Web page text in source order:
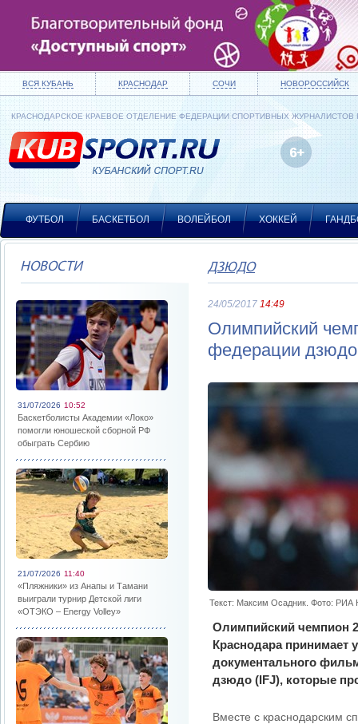
ВСЯ КУБАНЬ КРАСНОДАР СОЧИ НОВОРОССИЙСК
КРАСНОДАРСКОЕ КРАЕВОЕ ОТДЕЛЕНИЕ ФЕДЕРАЦИИ СПОРТИВНЫХ ЖУРНАЛИСТОВ
ФУТБОЛ БАСКЕТБОЛ ВОЛЕЙБОЛ ХОККЕЙ
НОВОСТИ
31/07/2026 10:52
Баскетболисты Академии «Локо»
помогли юношеской сборной РФ
обыграть Сербию
21/07/2026 11:40
«Пляжники» из Анапы и Тамани
выиграли турнир Детской лиги
«ОТЭКО – Energy Volley»
ДЗЮДО
24/05/2017 14:49
Олимпийский
федерации дзюдо
Текст: Максим Осадник. Фото: РИА
Олимпийский чемпион
Краснодара принимает
документального
дзюдо (IFJ), которые
Вместе с краснодарским